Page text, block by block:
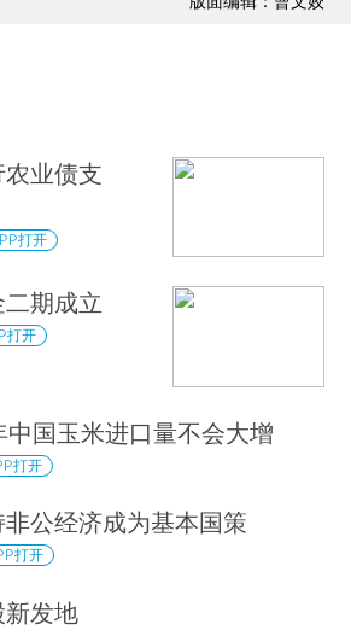
业债支
打开
期成立
打开
中国玉米进口量不会大增
打开
公经济成为基本国策
打开
发地